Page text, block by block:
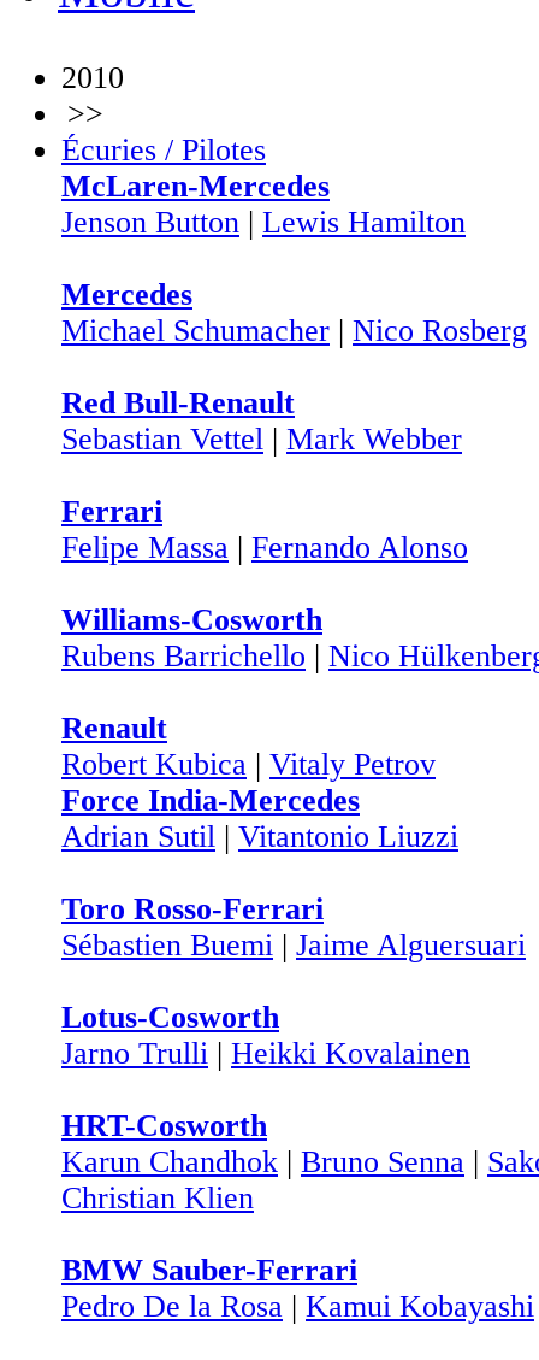
2010
>>
Écuries / Pilotes
McLaren-Mercedes
Jenson Button | Lewis Hamilton
Mercedes
Michael Schumacher | Nico Rosberg
Red Bull-Renault
Sebastian Vettel | Mark Webber
Ferrari
Felipe Massa | Fernando Alonso
Williams-Cosworth
Rubens Barrichello | Nico
Renault
Robert Kubica | Vitaly Petrov
Force India-Mercedes
Adrian Sutil | Vitantonio Liuzzi
Toro Rosso-Ferrari
Sébastien Buemi | Jaime Alguersuari
Lotus-Cosworth
Jarno Trulli | Heikki Kovalainen
HRT-Cosworth
Karun Chandhok | Bruno Senna |
Christian Klien
BMW Sauber-Ferrari
Pedro De la Rosa | Kamui Kobayashi